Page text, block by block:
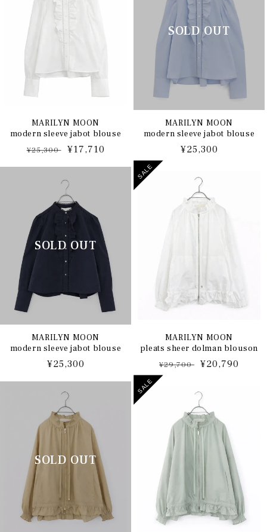
MARILYN MOON
modern sleeve jabot blouse
通
常
¥25,300
セ
ー
ル
価
格
¥17,710
MARILYN MOON
modern sleeve jabot blouse
通
¥25,300
MARILYN MOON
modern sleeve jabot blouse
通
常
¥25,300
SALE
MARILYN MOON
pleats sheer dolman blouson
通
常
¥29,700
セ
ル
価
格
¥20,790
SALE